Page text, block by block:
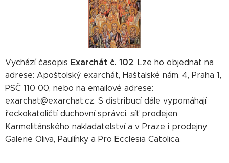
Vychází časopis Exarchát č. 102. Lze ho objednat na
adrese: Apoštolský exarchát, Haštalské nám. 4, Praha 1,
PSČ 110 00, nebo na emailové adrese:
exarchat@exarchat.cz. S distribucí dále vypomáhají
řeckokatoličtí duchovní správci, síť prodejen
Karmelitánského nakladatelství a v Praze i prodejny
Galerie Oliva, Paulínky a Pro Ecclesia Catolica.